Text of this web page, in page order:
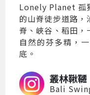
Lonely Planet 孤
的山脊徒步道路
脊、峽谷、稻田，
自然的芬多精，
底。
叢林鞦韆
Bali